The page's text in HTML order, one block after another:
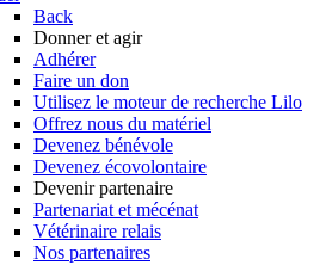
Back
Donner et agir
Adhérer
Faire un don
Utilisez le moteur de recherche Lilo
Offrez nous du matériel
Devenez bénévole
Devenez écovolontaire
Devenir partenaire
Partenariat et mécénat
Vétérinaire relais
Nos partenaires